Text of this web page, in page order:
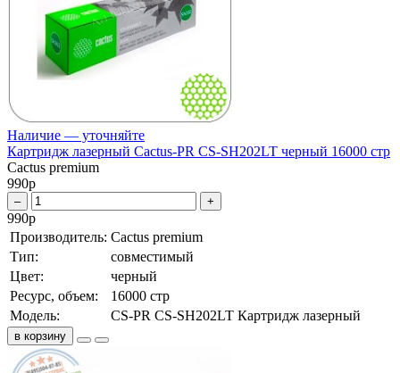
Наличие — уточняйте
Картридж лазерный Cactus-PR CS-SH202LT черный 16000 стр
Cactus premium
990р
– +
990р
Производитель: Cactus premium
Тип:
совместимый
Цвет:
черный
Ресурс, объем:
16000 стр
Модель:
CS-PR CS-SH202LT Картридж лазерный
в корзину